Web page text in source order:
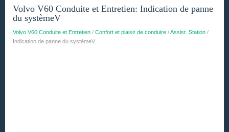
Volvo V60 Conduite et Entretien: Indication de panne
du systèmeV
Volvo V60 Conduite et Entretien / Confort et plaisir de conduire /Assist. Station /
Indication de panne du systèmeV